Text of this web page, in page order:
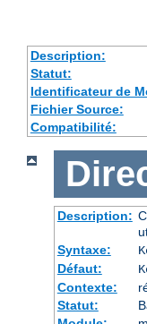
Description:
Statut:
Identificateur de
Fichier Source:
Compatibilité:
Description:
Syntaxe:
Défaut:
Contexte:
Statut: